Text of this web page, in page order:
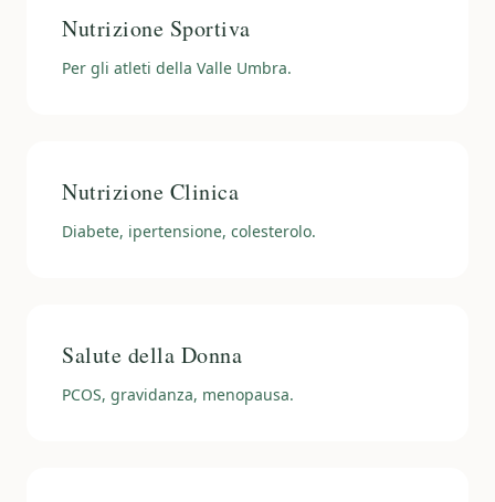
Nutrizione Sportiva
Per gli atleti della Valle Umbra.
Nutrizione Clinica
Diabete, ipertensione, colesterolo.
Salute della Donna
PCOS, gravidanza, menopausa.